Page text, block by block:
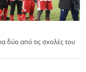
δύο από τις σχολές του